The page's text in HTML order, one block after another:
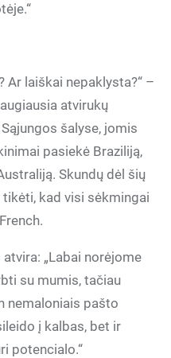
Ar laiškai nepaklysta?“ –
atvirukų
šalyse, jomis
pasiekė Braziliją,
Skundų dėl šių
kad visi sėkmingai
„Labai norėjome
su mumis, tačiau
nemaloniais pašto
į kalbas, bet ir
potencialo.“